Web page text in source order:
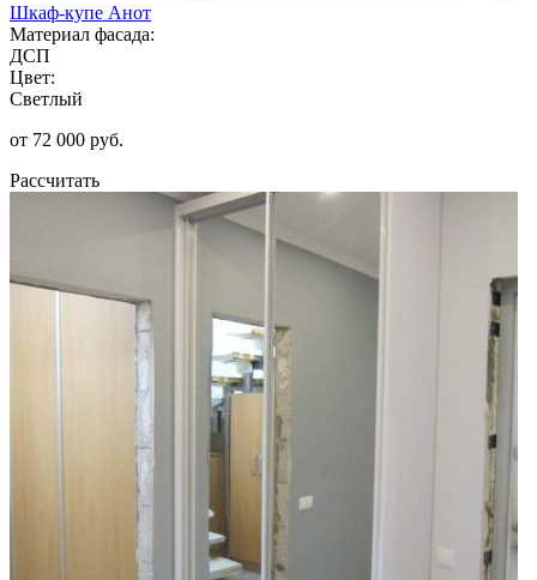
Шкаф-купе Анот
Материал фасада:
ДСП
Цвет:
Светлый
от 72 000 руб.
Рассчитать